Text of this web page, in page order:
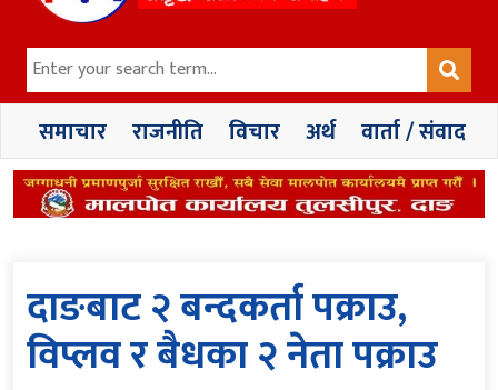
समाचार राजनीति विचार अर्थ वार्ता / संवाद
दाङबाट २ बन्दकर्ता पक्राउ,
विप्लव र बैधका २ नेता पक्राउ